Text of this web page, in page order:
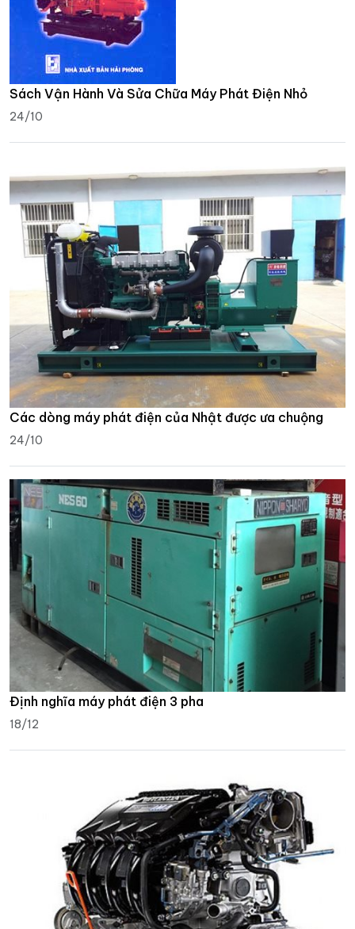
Sách Vận Hành Và Sửa Chữa Máy Phát Điện Nhỏ
24/10
Các dòng máy phát điện của Nhật được ưa chuộng
24/10
Định nghĩa máy phát điện 3 pha
18/12